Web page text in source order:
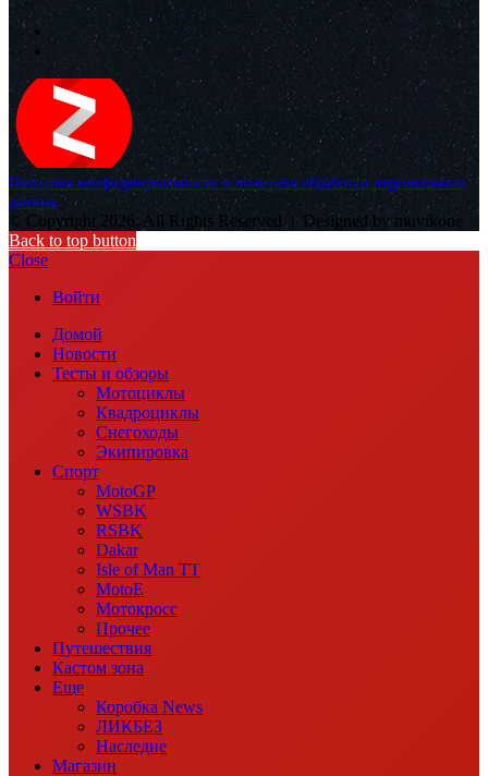
Политика конфиденциальности и политика обработки персональных
данных
© Copyright 2026, All Rights Reserved | Designed by muvikone
Back to top button
Close
Войти
Домой
Новости
Тесты и обзоры
Мотоциклы
Квадроциклы
Снегоходы
Экипировка
Спорт
MotoGP
WSBK
RSBK
Dakar
Isle of Man TT
MotoE
Мотокросс
Прочее
Путешествия
Кастом зона
Еще
Коробка News
ЛИКБЕЗ
Наследие
Магазин